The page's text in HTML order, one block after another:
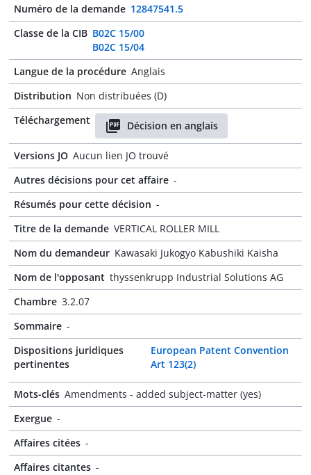
Numéro de la demande 12847541.5
Classe de la CIB B02C 15/00
B02C 15/04
Langue de la procédure Anglais
Distribution Non distribuées (D)
Téléchargement
Décision en anglais
Versions JO Aucun lien JO trouvé
Autres décisions pour cet affaire -
Résumés pour cette décision -
Titre de la demande VERTICAL ROLLER MILL
Nom du demandeur Kawasaki Jukogyo Kabushiki Kaisha
Nom de l'opposant thyssenkrupp Industrial Solutions AG
Chambre 3.2.07
Sommaire -
Dispositions juridiques
pertinentes
European Patent Convention
Art 123(2)
Mots-clés Amendments - added subject-matter (yes)
Exergue -
Affaires citées -
Affaires citantes -